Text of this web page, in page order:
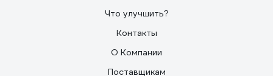
Что улучшить?
Контакты
О Компании
Поставщикам